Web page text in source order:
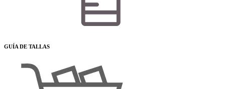
GUÍA DE TALLAS